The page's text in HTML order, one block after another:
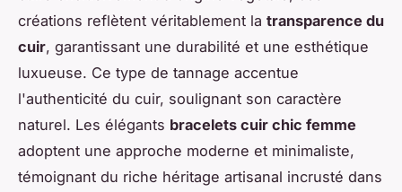
créations reflètent véritablement la transparence du
cuir, garantissant une durabilité et une esthétique
luxueuse. Ce type de tannage accentue
l'authenticité du cuir, soulignant son caractère
naturel. Les élégants bracelets cuir chic femme
adoptent une approche moderne et minimaliste,
témoignant du riche héritage artisanal incrusté dans